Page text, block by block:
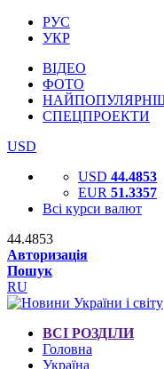
РУС
УКР
ВІДЕО
ФОТО
СПЕЦПРОЕКТИ
USD
USD 44.4853
EUR 51.3357
Всі курси валют
44.4853
Авторизація
Пошук
RU
ВСІ РОЗДІЛИ
Головна
Україна